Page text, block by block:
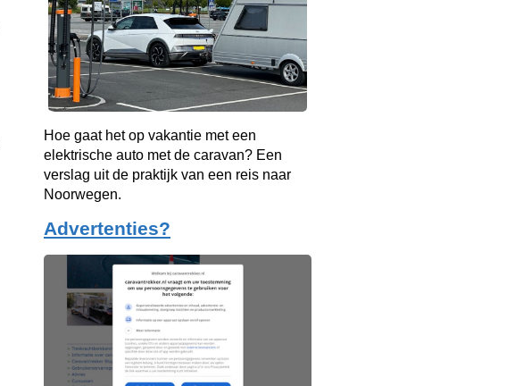
Hoe gaat het op vakantie met een
elektrische auto met de caravan? Een
verslag uit de praktijk van een reis naar
Noorwegen.
Advertenties?